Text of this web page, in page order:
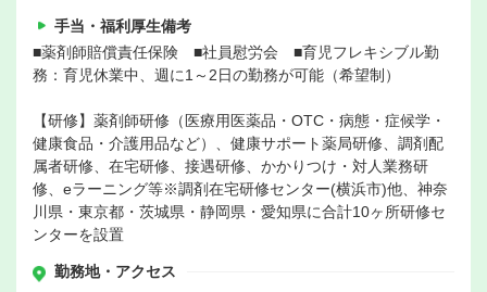
手当・福利厚生備考
■薬剤師賠償責任保険 ■社員慰労会 ■育児フレキシブル勤
務：育児休業中、週に1～2日の勤務が可能（希望制）
【研修】薬剤師研修（医療用医薬品・OTC・病態・症候学・
健康食品・介護用品など）、健康サポート薬局研修、調剤配
属者研修、在宅研修、接遇研修、かかりつけ・対人業務研
修、eラーニング等※調剤在宅研修センター(横浜市)他、神奈
川県・東京都・茨城県・静岡県・愛知県に合計10ヶ所研修セ
ンターを設置
勤務地・アクセス